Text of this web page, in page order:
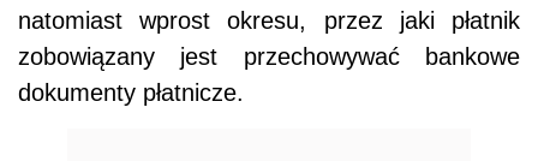
natomiast wprost okresu, przez jaki płatnik
zobowiązany jest przechowywać bankowe
dokumenty płatnicze.